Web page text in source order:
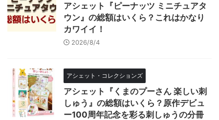
アシェット『ピーナッツ ミニチュアタ
ウン』の総額はいくら？これはかなり
カワイイ！
2026/8/4
アシェット・コレクションズ
アシェット『くまのプーさん 楽しい刺
しゅう』の総額はいくら？原作デビュ
ー100周年記念を彩る刺しゅうの分冊